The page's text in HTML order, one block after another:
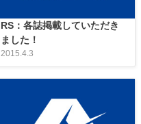
RS：各誌掲載していただき
ました！
2015.4.3